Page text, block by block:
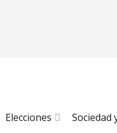
Elecciones Sociedad